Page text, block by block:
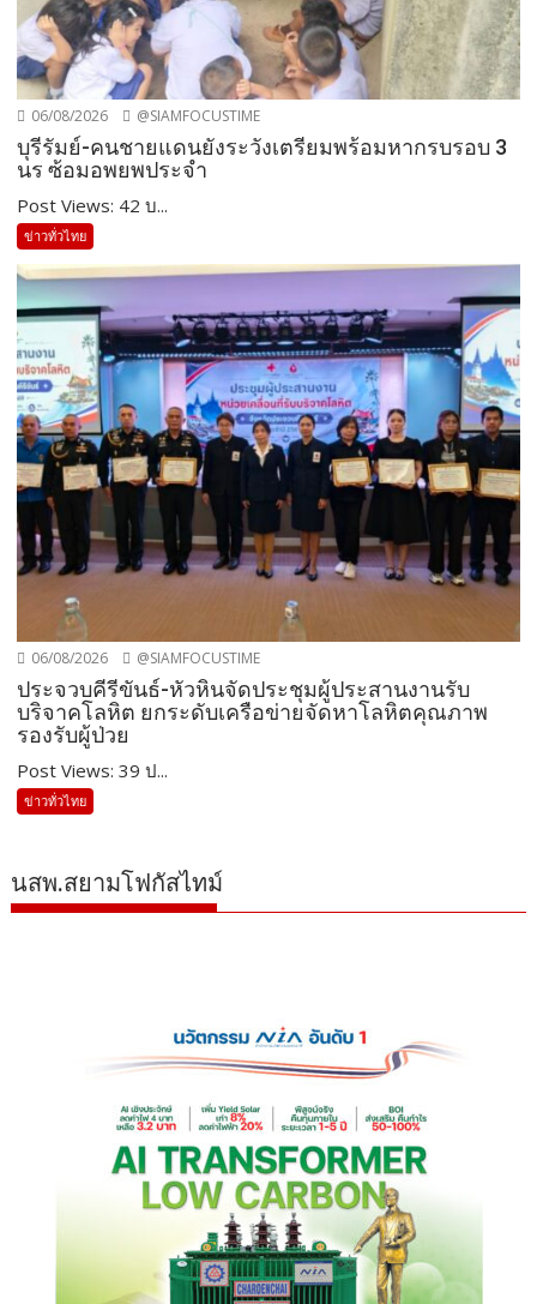
06/08/2026 @SIAMFOCUSTIME
บุรีรัมย์-คนชายแดนยังระวังเตรียมพร้อมหากรบรอบ 3
นร ซ้อมอพยพประจำ
Post Views: 42 บ...
ข่าวทั่วไทย
06/08/2026 @SIAMFOCUSTIME
ประจวบคีรีขันธ์-หัวหินจัดประชุมผู้ประสานงานรับ
บริจาคโลหิต ยกระดับเครือข่ายจัดหาโลหิตคุณภาพ
รองรับผู้ป่วย
Post Views: 39 ป...
ข่าวทั่วไทย
นสพ.สยามโฟกัสไทม์